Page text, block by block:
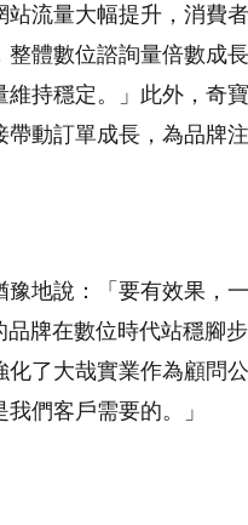
流量大幅提升，消費
體數位諮詢量倍數成
維持穩定。」此外，奇
動訂單成長，為品牌注
地說：「要有效果，
牌在數位時代站穩腳
了大哉實業作為顧問
們客戶需要的。」